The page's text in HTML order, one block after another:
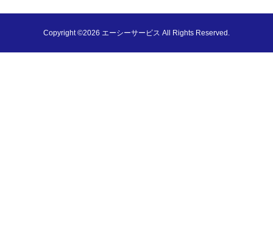
Copyright ©2026 エーシーサービス All Rights Reserved.